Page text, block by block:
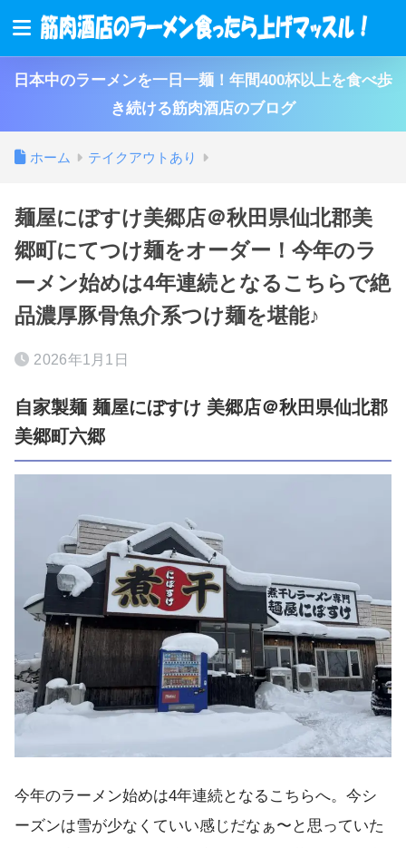
日本中のラーメンを一日一麺！年間400杯以上を食べ歩
き続ける筋肉酒店のブログ
ホーム テイクアウトあり
麺屋にぼすけ美郷店＠秋田県仙北郡美
郷町にてつけ麺をオーダー！今年のラ
ーメン始めは4年連続となるこちらで絶
品濃厚豚骨魚介系つけ麺を堪能♪
2026年1月1日
自家製麺 麺屋にぼすけ 美郷店＠秋田県仙北郡
美郷町六郷
今年のラーメン始めは4年連続となるこちらへ。今シ
ーズンは雪が少なくていい感じだなぁ〜と思っていた